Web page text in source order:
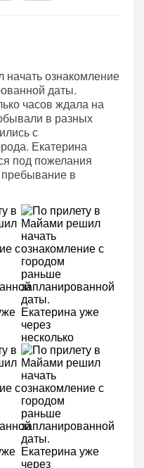
ознакомление
даты.
часов ждала на
в разных
с
Екатерина
под пожелания
пребывание в